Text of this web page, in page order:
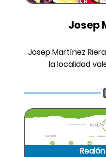
Josep
Josep Martínez
la localidad